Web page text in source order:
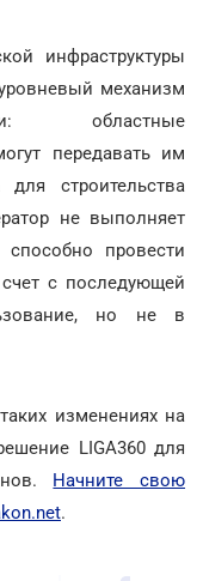
инфраструктуры
механизм
областные
передавать им
для строительства
не выполняет
способно провести
с последующей
но не в
изменениях на
LIGA360 для
Начните свою
.